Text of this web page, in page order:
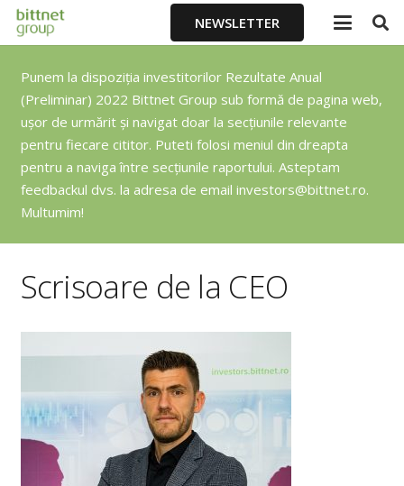
NEWSLETTER
Punem la dispoziția investitorilor Rezultate Anual
(Preliminar) 2022 Bittnet Group sub formă de pagina web,
ușor de urmărit și navigat doar la secțiunile relevante
pentru fiecare cititor. Puteti folosi meniul din dreapta
pentru a naviga între secțiunile raportului. Asteptam
feedbackul dvs. la adresa de email investors@bittnet.ro.
Multumim!
Scrisoare de la CEO